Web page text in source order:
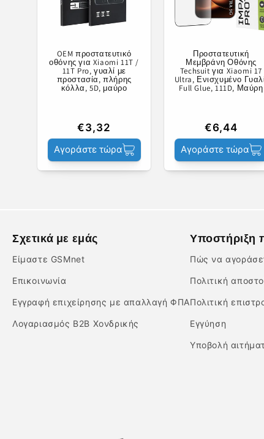
OEM προστατευτικό
οθόνης για Xiaomi 11T /
11T Pro, γυαλί με
προστασία, πλήρης
κόλλα, 5D, μαύρο
€3,32
Αγοράστε τώρα
Προστατευτική
Μεμβράνη Οθόνης
Techsuit για Xiaomi 17
Ultra, Ενισχυμένο
Full Glue, 111D, Μαύρη
€6,44
Αγοράστε τώρα
Σχετικά με εμάς
Είμαστε GSMnet
Επικοινωνία
Εγγραφή επιχείρησης με απαλλαγή ΦΠΑ
Λογαριασμός B2B Χονδρικής
Υποστήριξη
Πώς να
Πολιτική
Πολιτική
Εγγύηση
Υποβολή